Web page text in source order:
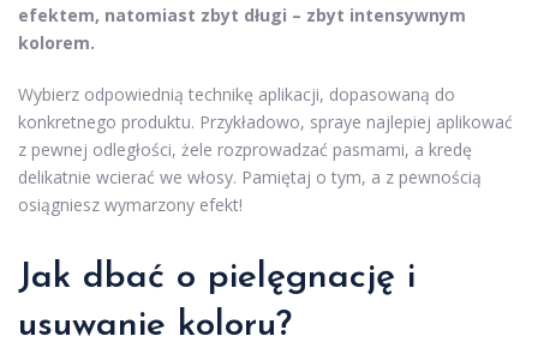
efektem, natomiast zbyt długi – zbyt intensywnym
kolorem.
Wybierz odpowiednią technikę aplikacji, dopasowaną do
konkretnego produktu. Przykładowo, spraye najlepiej aplikować
z pewnej odległości, żele rozprowadzać pasmami, a kredę
delikatnie wcierać we włosy. Pamiętaj o tym, a z pewnością
osiągniesz wymarzony efekt!
Jak dbać o pielęgnację i
usuwanie koloru?